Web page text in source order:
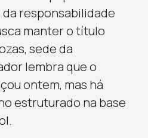
responsabilidade
manter o título
sede da
lembra que o
ontem, mas há
estruturado na base